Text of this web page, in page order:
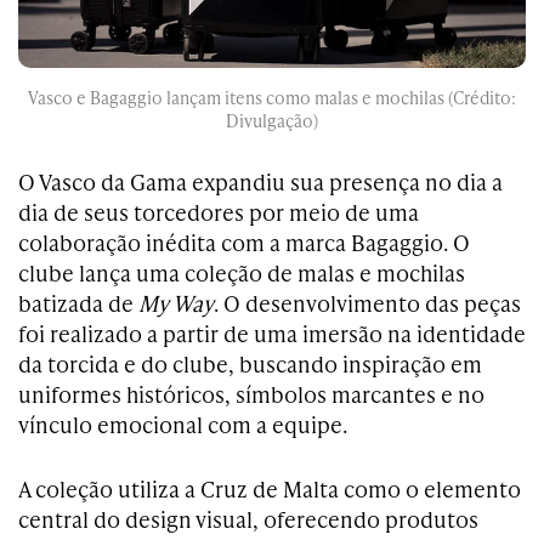
Vasco e Bagaggio lançam itens como malas e mochilas (Crédito:
Divulgação)
O Vasco da Gama expandiu sua presença no dia a
dia de seus torcedores por meio de uma
colaboração inédita com a marca Bagaggio. O
clube lança uma coleção de malas e mochilas
batizada de My Way. O desenvolvimento das peças
foi realizado a partir de uma imersão na identidade
da torcida e do clube, buscando inspiração em
uniformes históricos, símbolos marcantes e no
vínculo emocional com a equipe.
A coleção utiliza a Cruz de Malta como o elemento
central do design visual, oferecendo produtos